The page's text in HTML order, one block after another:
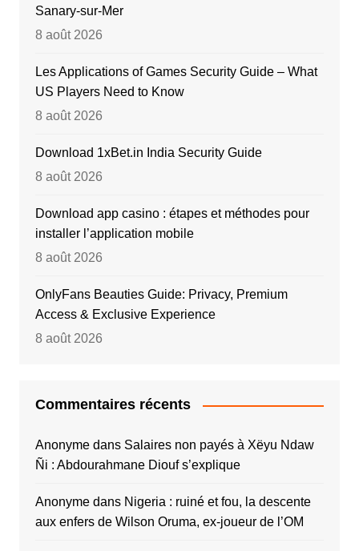
Sanary‑sur‑Mer
8 août 2026
Les Applications of Games Security Guide – What
US Players Need to Know
8 août 2026
Download 1xBet.in India Security Guide
8 août 2026
Download app casino : étapes et méthodes pour
installer l’application mobile
8 août 2026
OnlyFans Beauties Guide: Privacy, Premium
Access & Exclusive Experience
8 août 2026
Commentaires récents
Anonymedans Salaires non payés à Xëyu Ndaw
Ñi : Abdourahmane Diouf s’explique
Anonymedans Nigeria : ruiné et fou, la descente
aux enfers de Wilson Oruma, ex-joueur de l’OM